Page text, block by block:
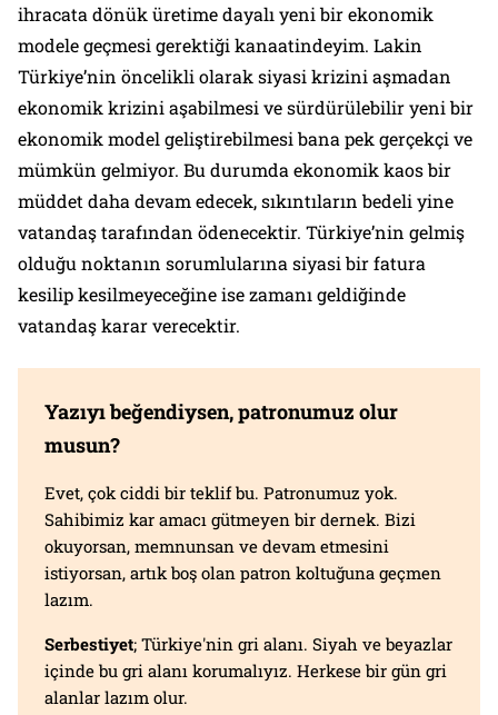
ihracata dönük üretime dayalı yeni bir ekonomik
modele geçmesi gerektiği kanaatindeyim. Lakin
Türkiye’nin öncelikli olarak siyasi krizini aşmadan
ekonomik krizini aşabilmesi ve sürdürülebilir yeni bir
ekonomik model geliştirebilmesi bana pek gerçekçi ve
mümkün gelmiyor. Bu durumda ekonomik kaos bir
müddet daha devam edecek, sıkıntıların bedeli yine
vatandaş tarafından ödenecektir. Türkiye’nin gelmiş
olduğu noktanın sorumlularına siyasi bir fatura
kesilip kesilmeyeceğine ise zamanı geldiğinde
vatandaş karar verecektir.
Yazıyı beğendiysen, patronumuz olur
musun?
Evet, çok ciddi bir teklif bu. Patronumuz yok.
Sahibimiz kar amacı gütmeyen bir dernek. Bizi
okuyorsan, memnunsan ve devam etmesini
istiyorsan, artık boş olan patron koltuğuna geçmen
lazım.
Serbestiyet; Türkiye'nin gri alanı. Siyah ve beyazlar
içinde bu gri alanı korumalıyız. Herkese bir gün gri
alanlar lazım olur.